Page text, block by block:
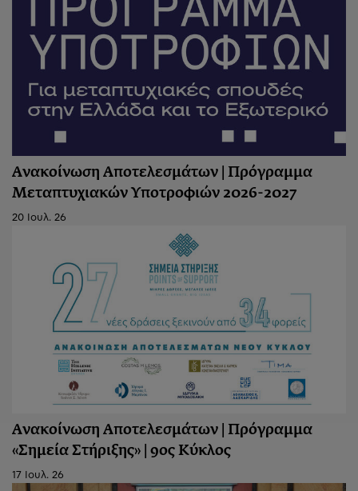
Ανακοίνωση Αποτελεσμάτων | Πρόγραμμα
Μεταπτυχιακών Υποτροφιών 2026-2027
20 Ιουλ. 26
Ανακοίνωση Aποτελεσμάτων | Πρόγραμμα
«Σημεία Στήριξης» | 9ος Κύκλος
17 Ιουλ. 26